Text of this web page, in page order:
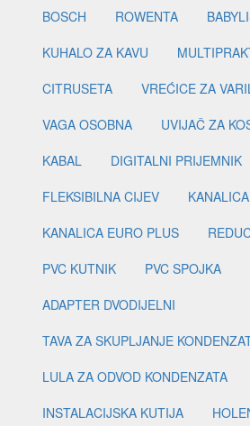
BOSCH
ROWENTA
KUHALO ZA KAVU
CITRUSETA
VREĆICE ZA
VAGA OSOBNA
UVIJAČ ZA
KABAL
DIGITALNI PRIJEMNIK
FLEKSIBILNA CIJEV
KANALICA EURO PLUS
PVC KUTNIK
PVC SPOJKA
ADAPTER DVODIJELNI
TAVA ZA SKUPLJANJE
LULA ZA ODVOD KONDENZATA
INSTALACIJSKA KUTIJA